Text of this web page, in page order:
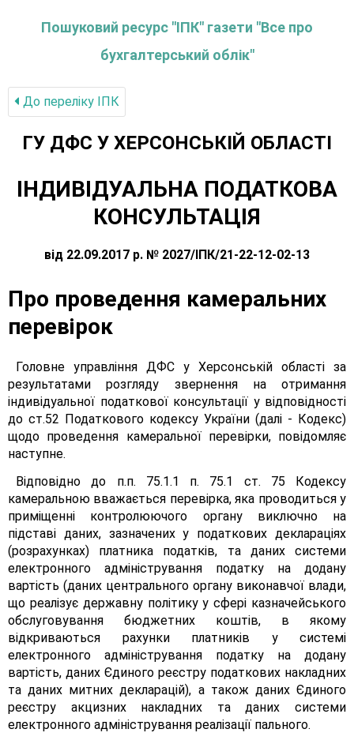
Пошуковий ресурс "ІПК" газети "Все про
бухгалтерський облік"
До переліку IПК
ГУ ДФС У ХЕРСОНСЬКIЙ ОБЛАСТI
ІНДИВІДУАЛЬНА ПОДАТКОВА
КОНСУЛЬТАЦІЯ
від 22.09.2017 р. № 2027/ІПК/21-22-12-02-13
Про проведення камеральних
перевірок
Головне управління ДФС у Херсонській області за
результатами розгляду звернення на отримання
індивідуальної податкової консультації у відповідності
до ст.52 Податкового кодексу України (далі - Кодекс)
щодо проведення камеральної перевірки, повідомляє
наступне.
Відповідно до п.п. 75.1.1 п. 75.1 ст. 75 Кодексу
камеральною вважається перевірка, яка проводиться у
приміщенні контролюючого органу виключно на
підставі даних, зазначених у податкових деклараціях
(розрахунках) платника податків, та даних системи
електронного адміністрування податку на додану
вартість (даних центрального органу виконавчої влади,
що реалізує державну політику у сфері казначейського
обслуговування бюджетних коштів, в якому
відкриваються рахунки платників у системі
електронного адміністрування податку на додану
вартість, даних Єдиного реєстру податкових накладних
та даних митних декларацій), а також даних Єдиного
реєстру акцизних накладних та даних системи
електронного адміністрування реалізації пального.